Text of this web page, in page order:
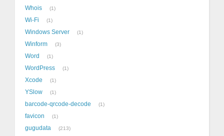
Whois 1
Wi-Fi 1
Windows Server 1
Winform 3
Word 1
WordPress 1
Xcode 1
YSlow 1
barcode-qrcode-decode 1
favicon 1
gugudata 213